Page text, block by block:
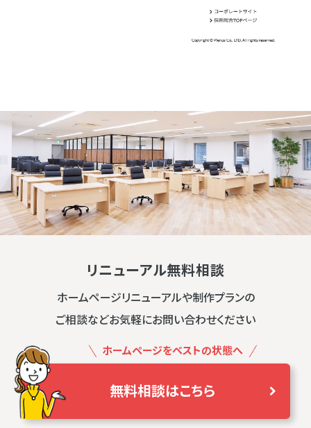
リニューアル無料相談
ホームページリニューアルや制作プランの
ご相談などお気軽にお問い合わせください
ホームページをベストの状態へ
無料相談はこちら